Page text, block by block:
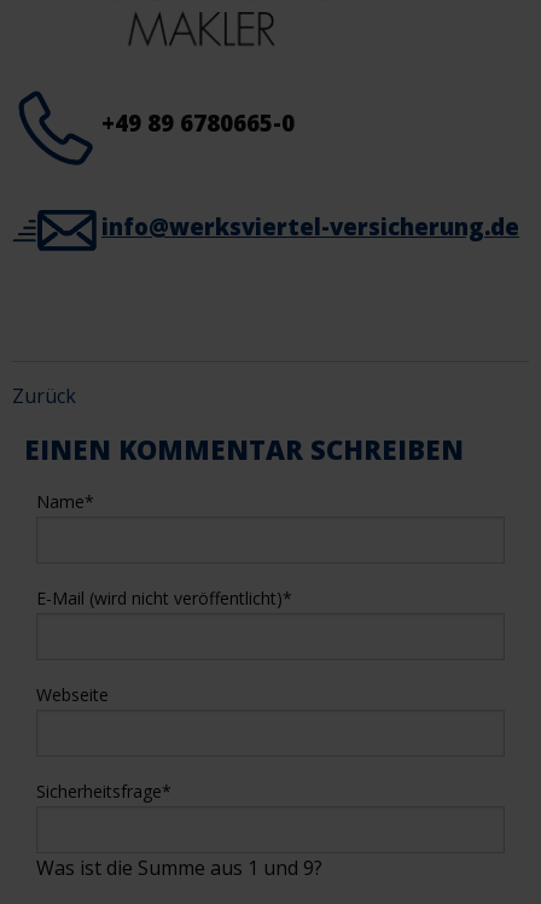
+49 89 6780665-0
info@werksviertel-versicherung.de
Zurück
EINEN KOMMENTAR SCHREIBEN
Name*
E-Mail (wird nicht veröffentlicht)*
Webseite
Sicherheitsfrage*
Was ist die Summe aus 1 und 9?